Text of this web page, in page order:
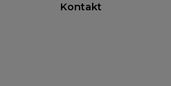
Kontakt